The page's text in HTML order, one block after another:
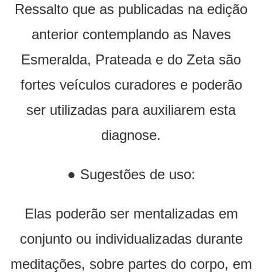
Ressalto que as publicadas na edição
anterior contemplando as Naves
Esmeralda, Prateada e do Zeta são
fortes veículos curadores e poderão
ser utilizadas para auxiliarem esta
diagnose.
● Sugestões de uso:
Elas poderão ser mentalizadas em
conjunto ou individualizadas durante
meditações, sobre partes do corpo, em